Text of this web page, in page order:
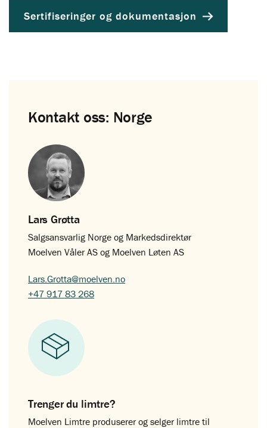
Sertifiseringer og dokumentasjon
Kontakt oss: Norge
Lars Grøtta
Salgsansvarlig Norge og Markedsdirektør
Moelven Våler AS og Moelven Løten AS
Lars.Grotta@moelven.no
+47 917 83 268
Trenger du limtre?
Moelven Limtre produserer og selger limtre til